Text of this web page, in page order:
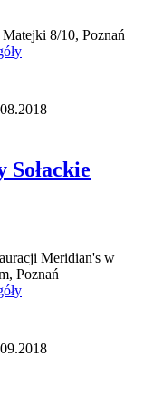
8/10, Poznań
Meridian's w
Poznań